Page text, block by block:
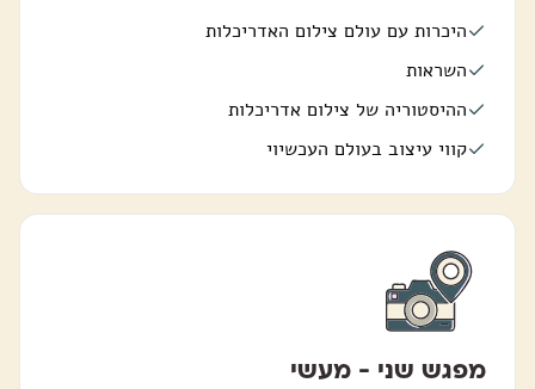
היכרות עם עולם צילום האדריכלות
השראות
ההיסטוריה של צילום אדריכלות
קווי עיצוב בעולם העכשיוי
מפגש שני - מעשי